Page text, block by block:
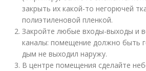
закрыть их какой-то негорючей
полиэтиленовой пленкой.
Закройте любые входы-выходы и
каналы: помещение должно быть
дым не выходил наружу.
В центре помещения сделайте